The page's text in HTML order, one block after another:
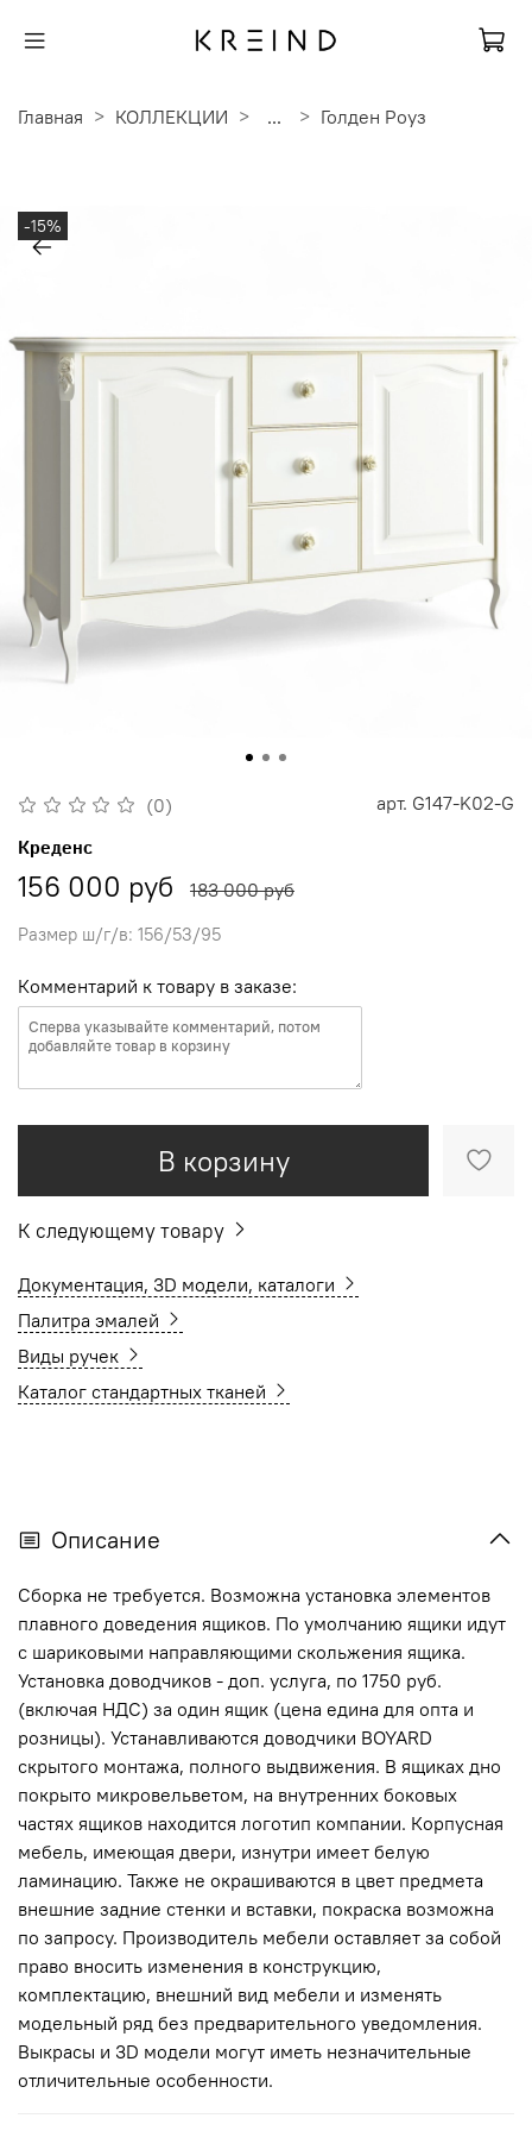
Главная КОЛЛЕКЦИИ ... Голден Роуз
-15%
(0) арт. G147-K02-G
Креденс
156 000 руб 183 000 руб
Размер ш/г/в: 156/53/95
Комментарий к товару в заказе:
В корзину
К следующему товару
Документация, 3D модели, каталоги
Палитра эмалей
Виды ручек
Каталог стандартных тканей
Описание
Сборка не требуется. Возможна установка элементов
плавного доведения ящиков. По умолчанию ящики идут
с шариковыми направляющими скольжения ящика.
Установка доводчиков - доп. услуга, по 1750 руб.
(включая НДС) за один ящик (цена едина для опта и
розницы). Устанавливаются доводчики BOYARD
скрытого монтажа, полного выдвижения. В ящиках дно
покрыто микровельветом, на внутренних боковых
частях ящиков находится логотип компании. Корпусная
мебель, имеющая двери, изнутри имеет белую
ламинацию. Также не окрашиваются в цвет предмета
внешние задние стенки и вставки, покраска возможна
по запросу. Производитель мебели оставляет за собой
право вносить изменения в конструкцию,
комплектацию, внешний вид мебели и изменять
модельный ряд без предварительного уведомления.
Выкрасы и 3D модели могут иметь незначительные
отличительные особенности.